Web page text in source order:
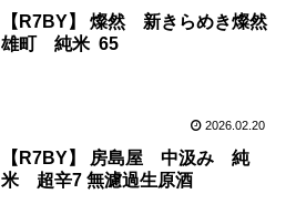
【R7BY】 燦然 新きらめき燦然
雄町 純米 65
2026.02.20
【R7BY】 房島屋 中汲み 純
米 超辛7 無濾過生原酒